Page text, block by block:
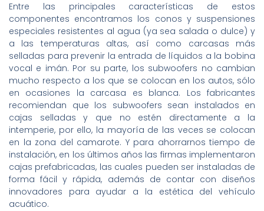
Entre las principales características de estos
componentes encontramos los conos y suspensiones
especiales resistentes al agua (ya sea salada o dulce) y
a las temperaturas altas, así como carcasas más
selladas para prevenir la entrada de líquidos a la bobina
vocal e imán. Por su parte, los subwoofers no cambian
mucho respecto a los que se colocan en los autos, sólo
en ocasiones la carcasa es blanca. Los fabricantes
recomiendan que los subwoofers sean instalados en
cajas selladas y que no estén directamente a la
intemperie, por ello, la mayoría de las veces se colocan
en la zona del camarote. Y para ahorrarnos tiempo de
instalación, en los últimos años las firmas implementaron
cajas prefabricadas, las cuales pueden ser instaladas de
forma fácil y rápida, además de contar con diseños
innovadores para ayudar a la estética del vehículo
acuático.